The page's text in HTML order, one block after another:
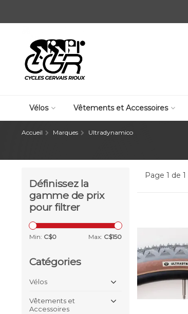
Vélos Vêtements et Accessoires
Accueil Marques Ultradynamico
Définissez la
gamme de prix
pour filtrer
Min: C$0 Max: C$150
Catégories
Vélos
Vêtements et
Accessoires
Page 1 de 1